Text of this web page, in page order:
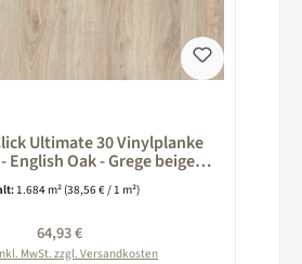
Ultimate 30 Vinylplanke
English Oak - Grege beige
260025017
1.684 m² (38,56 € / 1 m²)
Regulärer Preis:
64,93 €
MwSt. zzgl. Versandkosten